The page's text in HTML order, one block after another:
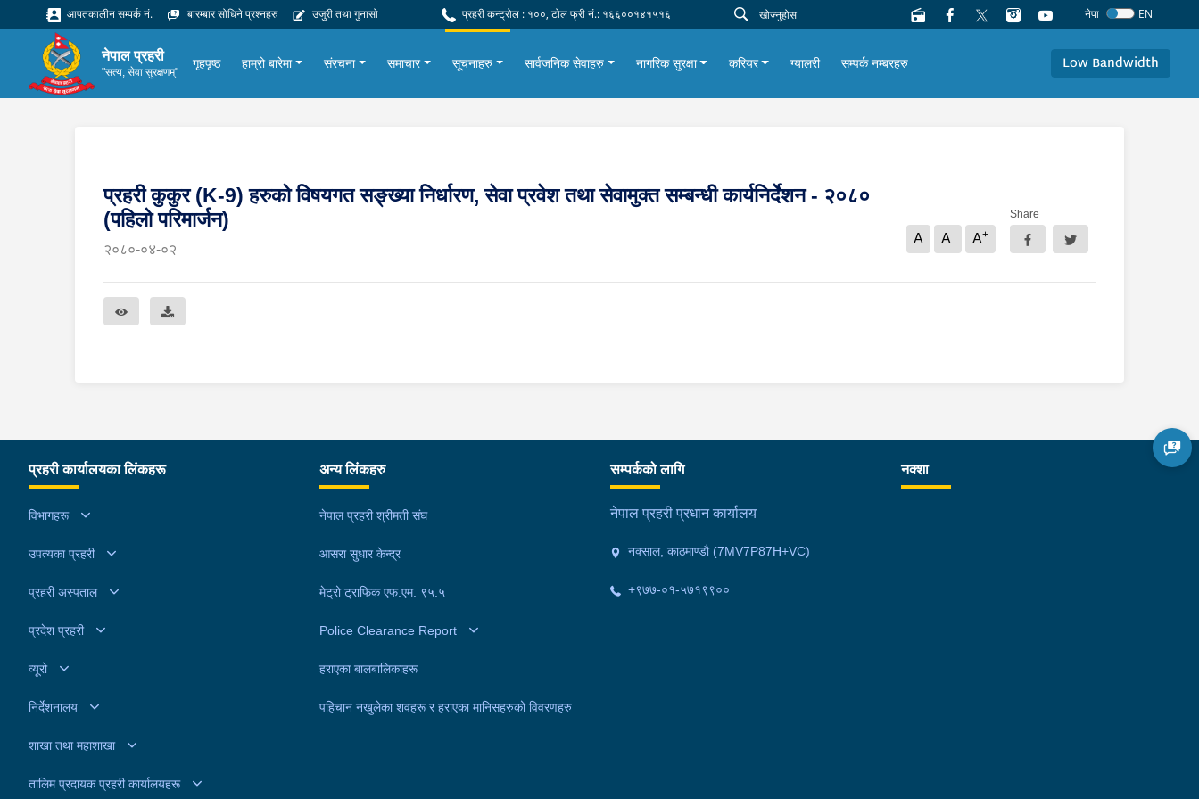
आपतकालीन सम्पर्क नं. बारम्बार सोधिने प्रश्नहरु उजुरी तथा गुनासो प्रहरी कन्ट्रोल : १००, टोल फ्री नं.: १६६००१४१५१६ नेपा EN
नेपाल प्रहरी
"सत्य, सेवा सुरक्षणम्"
गृहपृष्ठ हाम्रो बारेमा संरचना समाचार सूचनाहरु सार्वजनिक सेवाहरु नागरिक सुरक्षा करियर ग्यालरी सम्पर्क नम्बरहरु Low Bandwidth
प्रहरी कुकुर (K-9) हरुको विषयगत सङ्ख्या निर्धारण, सेवा प्रवेश तथा सेवामुक्त सम्बन्धी कार्यनिर्देशन - २०८०
(पहिलो परिमार्जन)
२०८०-०४-०२
A A- A+
Share
प्रहरी कार्यालयका लिंकहरू
विभागहरू
उपत्यका प्रहरी
प्रहरी अस्पताल
प्रदेश प्रहरी
व्यूरो
निर्देशनालय
शाखा तथा महाशाखा
तालिम प्रदायक प्रहरी कार्यालयहरू
अन्य लिंकहरु
नेपाल प्रहरी श्रीमती संघ
आसरा सुधार केन्द्र
मेट्रो ट्राफिक एफ.एम. ९५.५
Police Clearance Report
हराएका बालबालिकाहरू
पहिचान नखुलेका शवहरू र हराएका मानिसहरुको विवरणहरु
सम्पर्कको लागि
नेपाल प्रहरी प्रधान कार्यालय
नक्साल, काठमाण्डौ (7MV7P87H+VC)
+९७७-०१-५७१९९००
नक्शा